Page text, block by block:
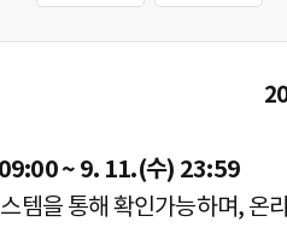
~ 9. 11.(수) 23:59
템을 통해 확인가능하며, 온